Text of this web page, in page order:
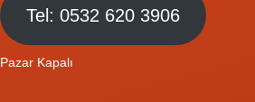
Tel: 0532 620 3906
Pazar Kapalı